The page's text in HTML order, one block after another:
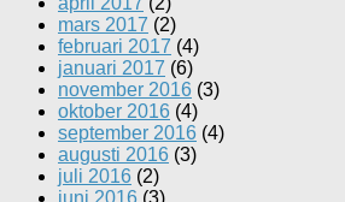
mars 2017 (2)
februari 2017 (4)
januari 2017 (6)
november 2016 (3)
oktober 2016 (4)
september 2016 (4)
augusti 2016 (3)
juli 2016 (2)
juni 2016 (3)